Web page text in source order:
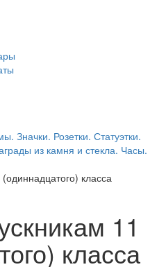
Значки. Розетки. Статуэтки.
из камня и стекла. Часы.
класса
11
класса